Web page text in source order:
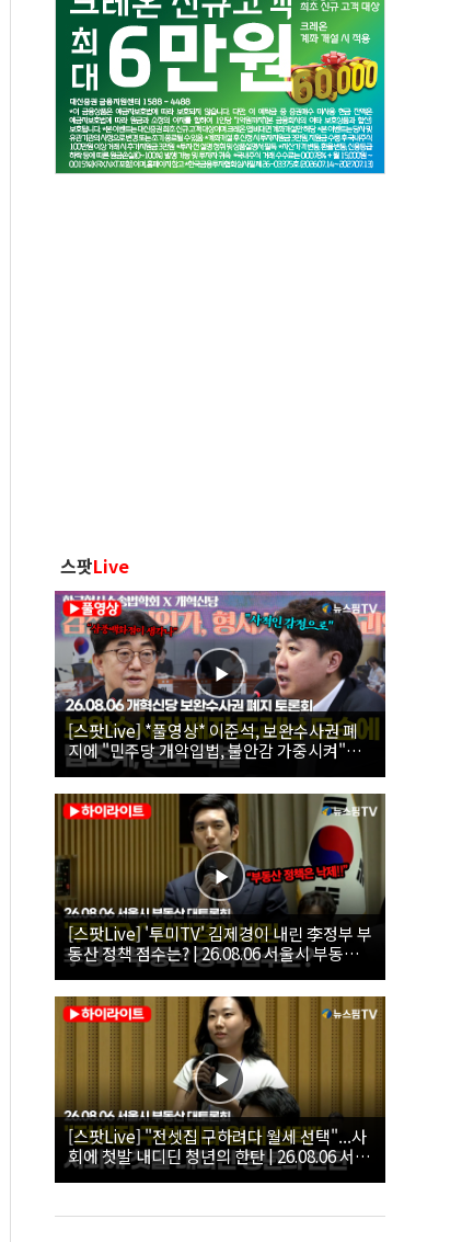
스팟Live
[스팟Live] *풀영상* 이준석, 보완수사권 폐
지에 "민주당 개악입법, 불안감 가중시켜"｜
26.08.06 개혁신당 보완수사권 폐지 토론회
[스팟Live] '투미TV' 김제경이 내린 李정부 부
동산 정책 점수는? | 26.08.06 서울시 부동산
대토론회
[스팟Live] "전셋집 구하려다 월세 선택"...사
회에 첫발 내디딘 청년의 한탄 | 26.08.06 서울
시 부동산 대토론회